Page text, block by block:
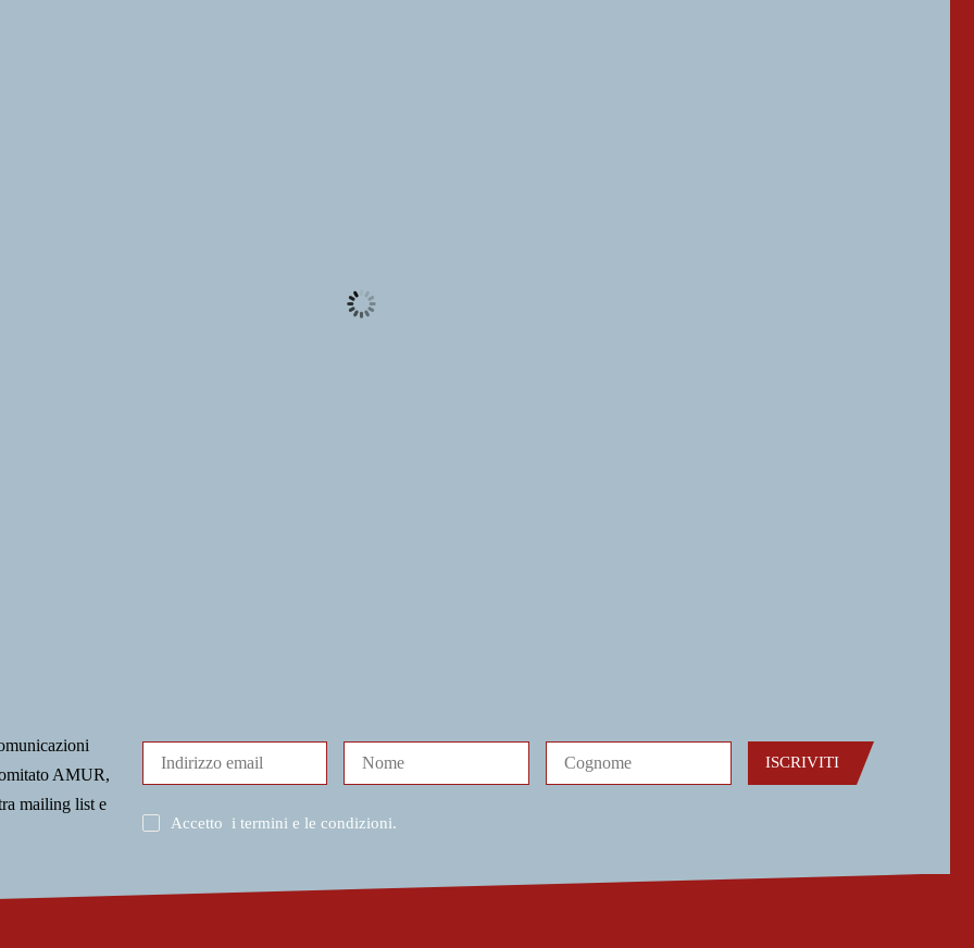
AMUR,
mailing list e
ISCRIVITI
Accetto i termini e le condizioni.